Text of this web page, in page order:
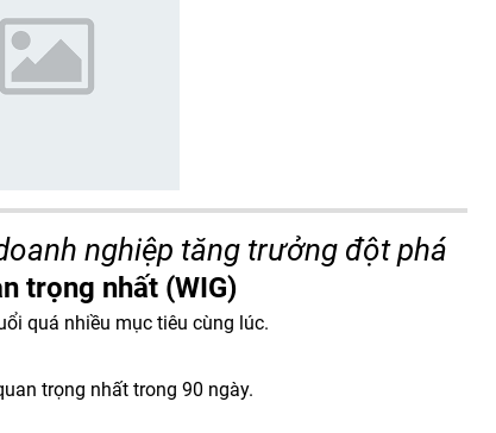
nghiệp tăng trưởng đột phá
trọng nhất (WIG)
quá nhiều mục tiêu cùng lúc.
trọng nhất trong 90 ngày.